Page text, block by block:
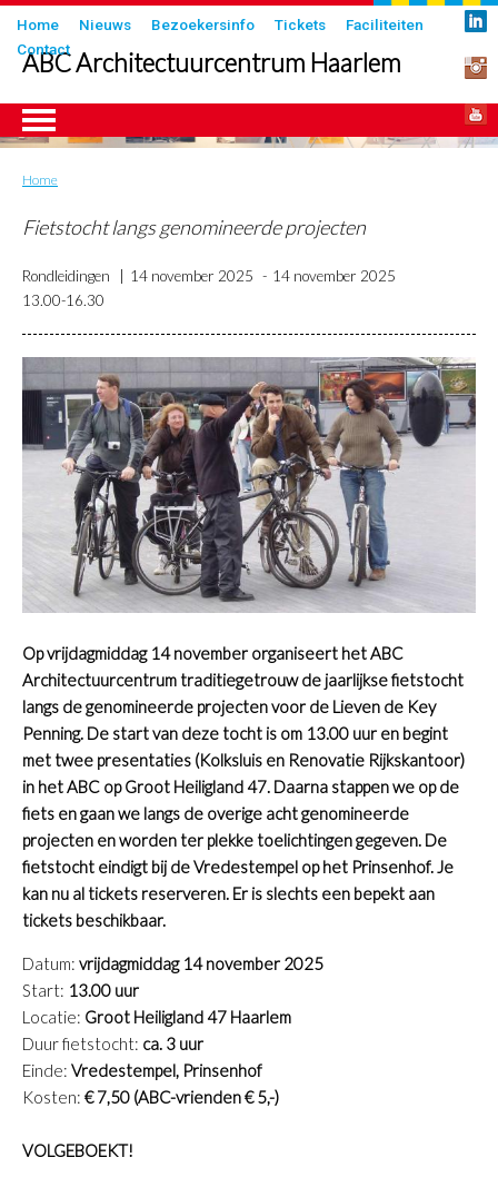
Overslaan
en
naar
inhoud
gaan
Submenu
Home Nieuws Bezoekersinfo Tickets
Faciliteiten
Contact
ABC Architectuurcentrum Haarlem
Kruimelpad
Home
Fietstocht langs genomineerde projecten
Rondleidingen 14 november 2025
14 november 2025
13.00-16.30
Op vrijdagmiddag 14 november organiseert het ABC
Architectuurcentrum traditiegetrouw de jaarlijkse fietstocht
langs de genomineerde projecten voor de Lieven de Key
Penning. De start van deze tocht is om 13.00 uur en begint
met twee presentaties (Kolksluis en Renovatie Rijkskantoor)
in het ABC op Groot Heiligland 47. Daarna stappen we op de
fiets en gaan we langs de overige acht genomineerde
projecten en worden ter plekke toelichtingen gegeven. De
fietstocht eindigt bij de Vredestempel op het Prinsenhof. Je
kan nu al tickets reserveren. Er is slechts een bepekt aan
tickets beschikbaar.
Datum: vrijdagmiddag 14 november 2025
Start: 13.00 uur
Locatie: Groot Heiligland 47 Haarlem
Duur fietstocht: ca. 3 uur
Einde: Vredestempel, Prinsenhof
Kosten: € 7,50 (ABC-vrienden € 5,-)
VOLGEBOEKT!